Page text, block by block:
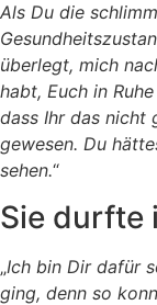
Als Du die
überlegt, mich
habt, Euch in
dass Ihr das nicht
gewesen. Du
sehen.“
Sie durfte
„Ich bin Dir dafür
ging, denn so